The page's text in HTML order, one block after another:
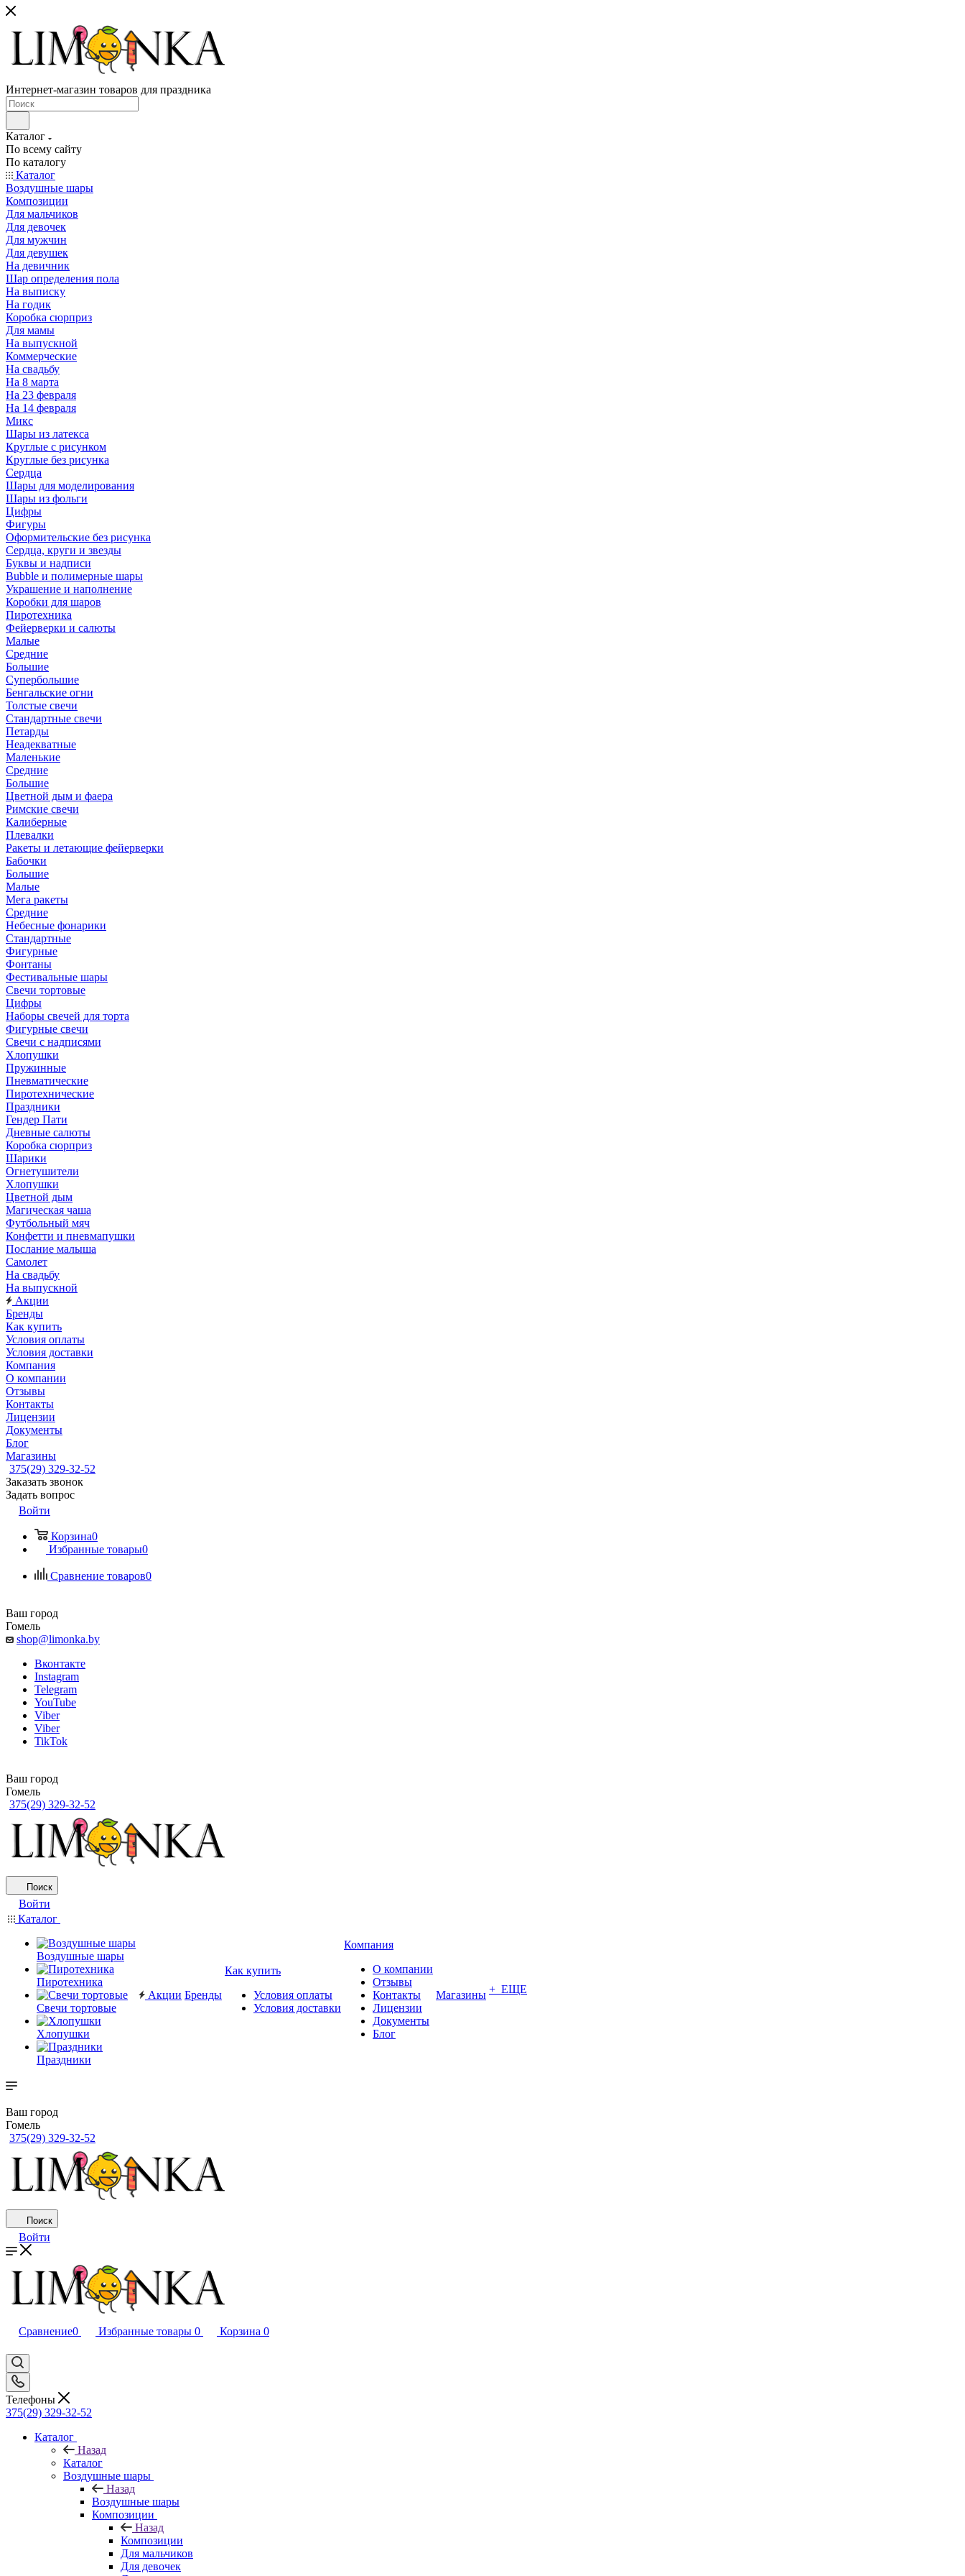
Интернет-магазин товаров для праздника
Каталог
По всему сайту
По каталогу
Каталог
Воздушные шары
Композиции
Для мальчиков
Для девочек
Для мужчин
Для девушек
На девичник
Шар определения пола
На выписку
На годик
Коробка сюрприз
Для мамы
На выпускной
Коммерческие
На свадьбу
На 8 марта
На 23 февраля
На 14 февраля
Микс
Шары из латекса
Круглые с рисунком
Круглые без рисунка
Сердца
Шары для моделирования
Шары из фольги
Цифры
Фигуры
Оформительские без рисунка
Сердца, круги и звезды
Буквы и надписи
Bubble и полимерные шары
Украшение и наполнение
Коробки для шаров
Пиротехника
Фейерверки и салюты
Малые
Средние
Большие
Супербольшие
Бенгальские огни
Толстые свечи
Стандартные свечи
Петарды
Неадекватные
Маленькие
Средние
Большие
Цветной дым и фаера
Римские свечи
Калиберные
Плевалки
Ракеты и летающие фейерверки
Бабочки
Большие
Малые
Мега ракеты
Средние
Небесные фонарики
Стандартные
Фигурные
Фонтаны
Фестивальные шары
Свечи тортовые
Цифры
Наборы свечей для торта
Фигурные свечи
Свечи с надписями
Хлопушки
Пружинные
Пневматические
Пиротехнические
Праздники
Гендер Пати
Дневные салюты
Коробка сюрприз
Шарики
Огнетушители
Хлопушки
Цветной дым
Магическая чаша
Футбольный мяч
Конфетти и пневмапушки
Послание малыша
Самолет
На свадьбу
На выпускной
Акции
Бренды
Как купить
Условия оплаты
Условия доставки
Компания
О компании
Отзывы
Контакты
Лицензии
Документы
Блог
Магазины
375(29) 329-32-52
Заказать звонок
Задать вопрос
Войти
Корзина0
Избранные товары0
Сравнение товаров0
Ваш город
Гомель
shop@limonka.by
Вконтакте
Instagram
Telegram
YouTube
Viber
Viber
TikTok
Ваш город
Гомель
375(29) 329-32-52
Поиск
Войти
Каталог
Воздушные шары
Пиротехника
Свечи тортовые
Хлопушки
Праздники
Акции Бренды
Как купить
Условия оплаты
Условия доставки
Компания
О компании
Отзывы
Контакты
Лицензии
Документы
Блог
Магазины + ЕЩЕ
Ваш город
Гомель
375(29) 329-32-52
Поиск
Войти
Сравнение0 Избранные товары 0 Корзина 0
Телефоны
375(29) 329-32-52
Каталог
Назад
Каталог
Воздушные шары
Назад
Воздушные шары
Композиции
Назад
Композиции
Для мальчиков
Для девочек